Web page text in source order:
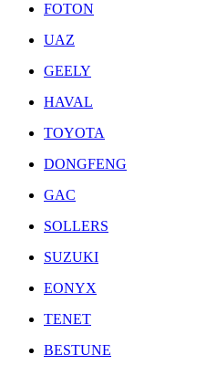
FOTON
UAZ
GEELY
HAVAL
TOYOTA
DONGFENG
GAC
SOLLERS
SUZUKI
EONYX
TENET
BESTUNE